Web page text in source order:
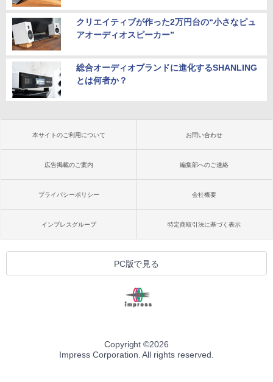
クリエイティブが作った2万円台の“小さなピュ
アオーディオスピーカー”
総合オーディオブランドに進化するSHANLING
とは何者か？
本サイトのご利用について お問い合わせ
広告掲載のご案内 編集部へのご連絡
プライバシーポリシー 会社概要
インプレスグループ 特定商取引法に基づく表示
PC版で見る
Copyright ©2026
Impress Corporation. All rights reserved.